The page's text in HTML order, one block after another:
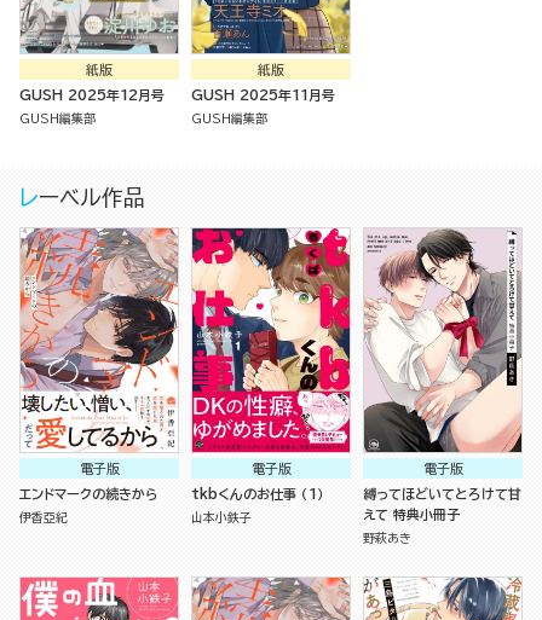
紙版
GUSH 2025年12月号
GUSH編集部
紙版
GUSH 2025年11月号
GUSH編集部
レーベル作品
電子版
エンドマークの続きから
伊香亞紀
電子版
tkbくんのお仕事 （1）
山本小鉄子
電子版
縛ってほどいてとろけて甘
えて 特典小冊子
野萩あき